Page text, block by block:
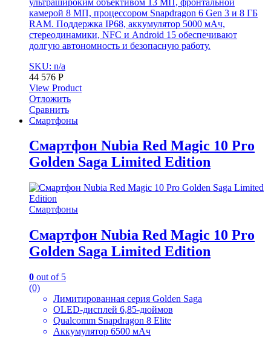
камерой 8 МП, процессором Snapdragon 6 Gen 3 и 8 ГБ
RAM. Поддержка IP68, аккумулятор 5000 мАч,
стереодинамики, NFC и Android 15 обеспечивают
долгую автономность и безопасную работу.
SKU: n/a
44 576 Р
View Product
Отложить
Сравнить
Смартфоны
Смартфон Nubia Red Magic 10 Pro
Golden Saga Limited Edition
Смартфоны
Смартфон Nubia Red Magic 10 Pro
Golden Saga Limited Edition
0 out of 5
(0)
Лимитированная серия Golden Saga
OLED-дисплей 6,85-дюймов
Qualcomm Snapdragon 8 Elite
Аккумулятор 6500 мАч